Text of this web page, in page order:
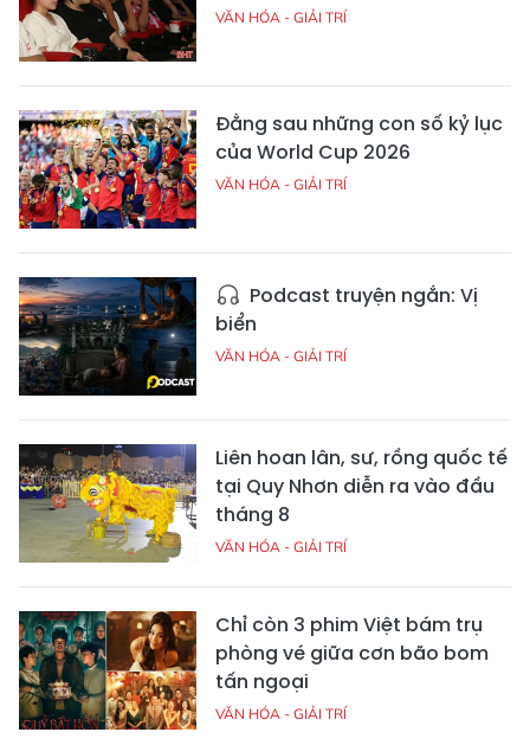
VĂN HÓA - GIẢI TRÍ
Đằng sau những con số kỷ lục
của World Cup 2026
VĂN HÓA - GIẢI TRÍ
Podcast truyện ngắn: Vị
biển
VĂN HÓA - GIẢI TRÍ
Liên hoan lân, sư, rồng quốc tế
tại Quy Nhơn diễn ra vào đầu
tháng 8
VĂN HÓA - GIẢI TRÍ
Chỉ còn 3 phim Việt bám trụ
phòng vé giữa cơn bão bom
tấn ngoại
VĂN HÓA - GIẢI TRÍ